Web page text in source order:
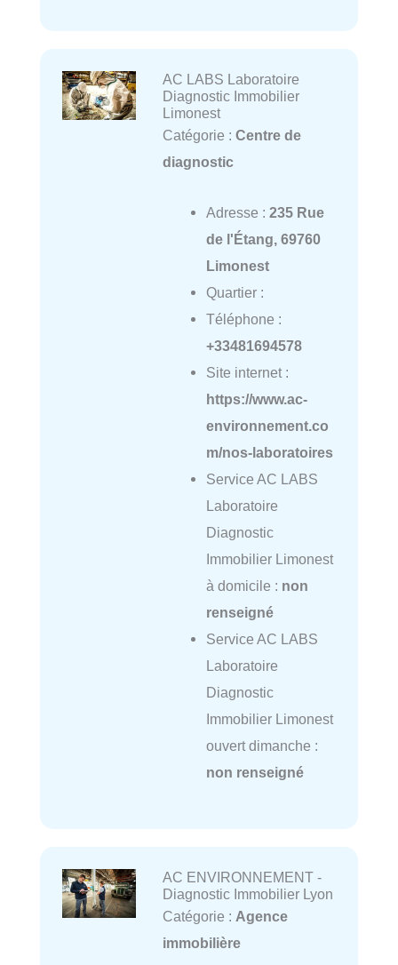
AC LABS Laboratoire
Diagnostic Immobilier
Limonest
Catégorie : Centre de
diagnostic
Adresse : 235 Rue
de l'Étang, 69760
Limonest
Quartier :
Téléphone :
+33481694578
Site internet :
https://www.ac-
environnement.co
m/nos-laboratoires
Service AC LABS
Laboratoire
Diagnostic
Immobilier Limonest
à domicile : non
renseigné
Service AC LABS
Laboratoire
Diagnostic
Immobilier Limonest
ouvert dimanche :
non renseigné
AC ENVIRONNEMENT -
Diagnostic Immobilier Lyon
Catégorie : Agence
immobilière